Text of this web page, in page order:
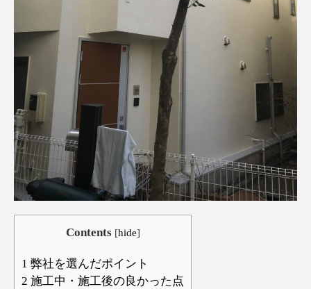
Contents [hide]
1 弊社を選んだポイント
2 施工中・施工後の良かった点